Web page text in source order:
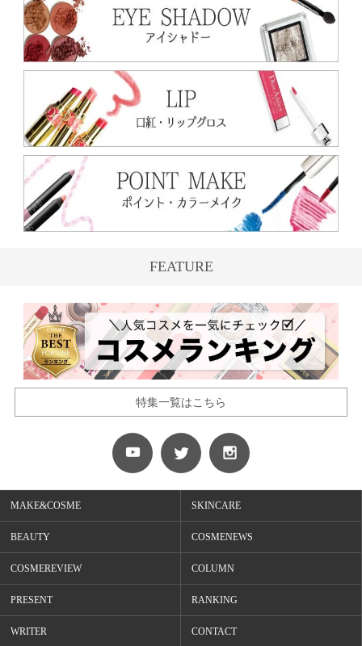
FEATURE
特集一覧はこちら
MAKE&COSME SKINCARE
BEAUTY COSMENEWS
COSMEREVIEW COLUMN
PRESENT RANKING
WRITER CONTACT